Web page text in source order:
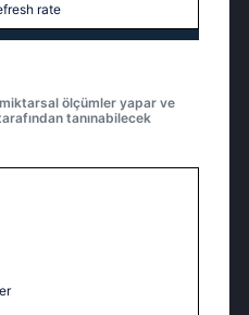
rate
ölçümler yapar ve
tanınabilecek